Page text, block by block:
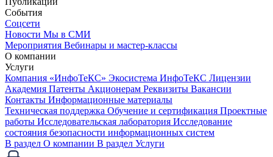
События
Соцсети
Новости Мы в СМИ
Мероприятия Вебинары и мастер-классы
О компании
Услуги
Компания «ИнфоТеКС» Экосистема ИнфоТеКС Лицензии
Академия Патенты Акционерам Реквизиты Вакансии
Контакты Информационные материалы
Техническая поддержка Обучение и сертификация Проектные
работы Исследовательская лаборатория Исследование
состояния безопасности информационных систем
В раздел О компании В раздел Услуги